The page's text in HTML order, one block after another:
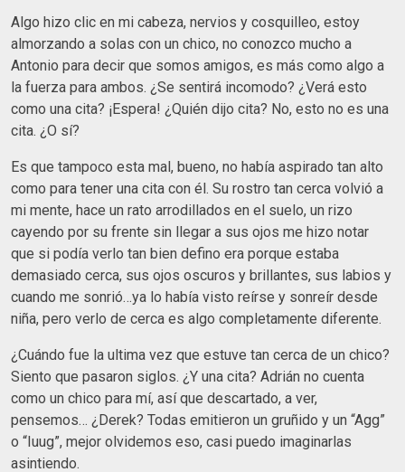
Algo hizo clic en mi cabeza, nervios y cosquilleo, estoy
almorzando a solas con un chico, no conozco mucho a
Antonio para decir que somos amigos, es más como algo a
la fuerza para ambos. ¿Se sentirá incomodo? ¿Verá esto
como una cita? ¡Espera! ¿Quién dijo cita? No, esto no es una
cita. ¿O sí?
Es que tampoco esta mal, bueno, no había aspirado tan alto
como para tener una cita con él. Su rostro tan cerca volvió a
mi mente, hace un rato arrodillados en el suelo, un rizo
cayendo por su frente sin llegar a sus ojos me hizo notar
que si podía verlo tan bien defino era porque estaba
demasiado cerca, sus ojos oscuros y brillantes, sus labios y
cuando me sonrió…ya lo había visto reírse y sonreír desde
niña, pero verlo de cerca es algo completamente diferente.
¿Cuándo fue la ultima vez que estuve tan cerca de un chico?
Siento que pasaron siglos. ¿Y una cita? Adrián no cuenta
como un chico para mí, así que descartado, a ver,
pensemos… ¿Derek? Todas emitieron un gruñido y un “Agg”
o “Iuug”, mejor olvidemos eso, casi puedo imaginarlas
asintiendo.